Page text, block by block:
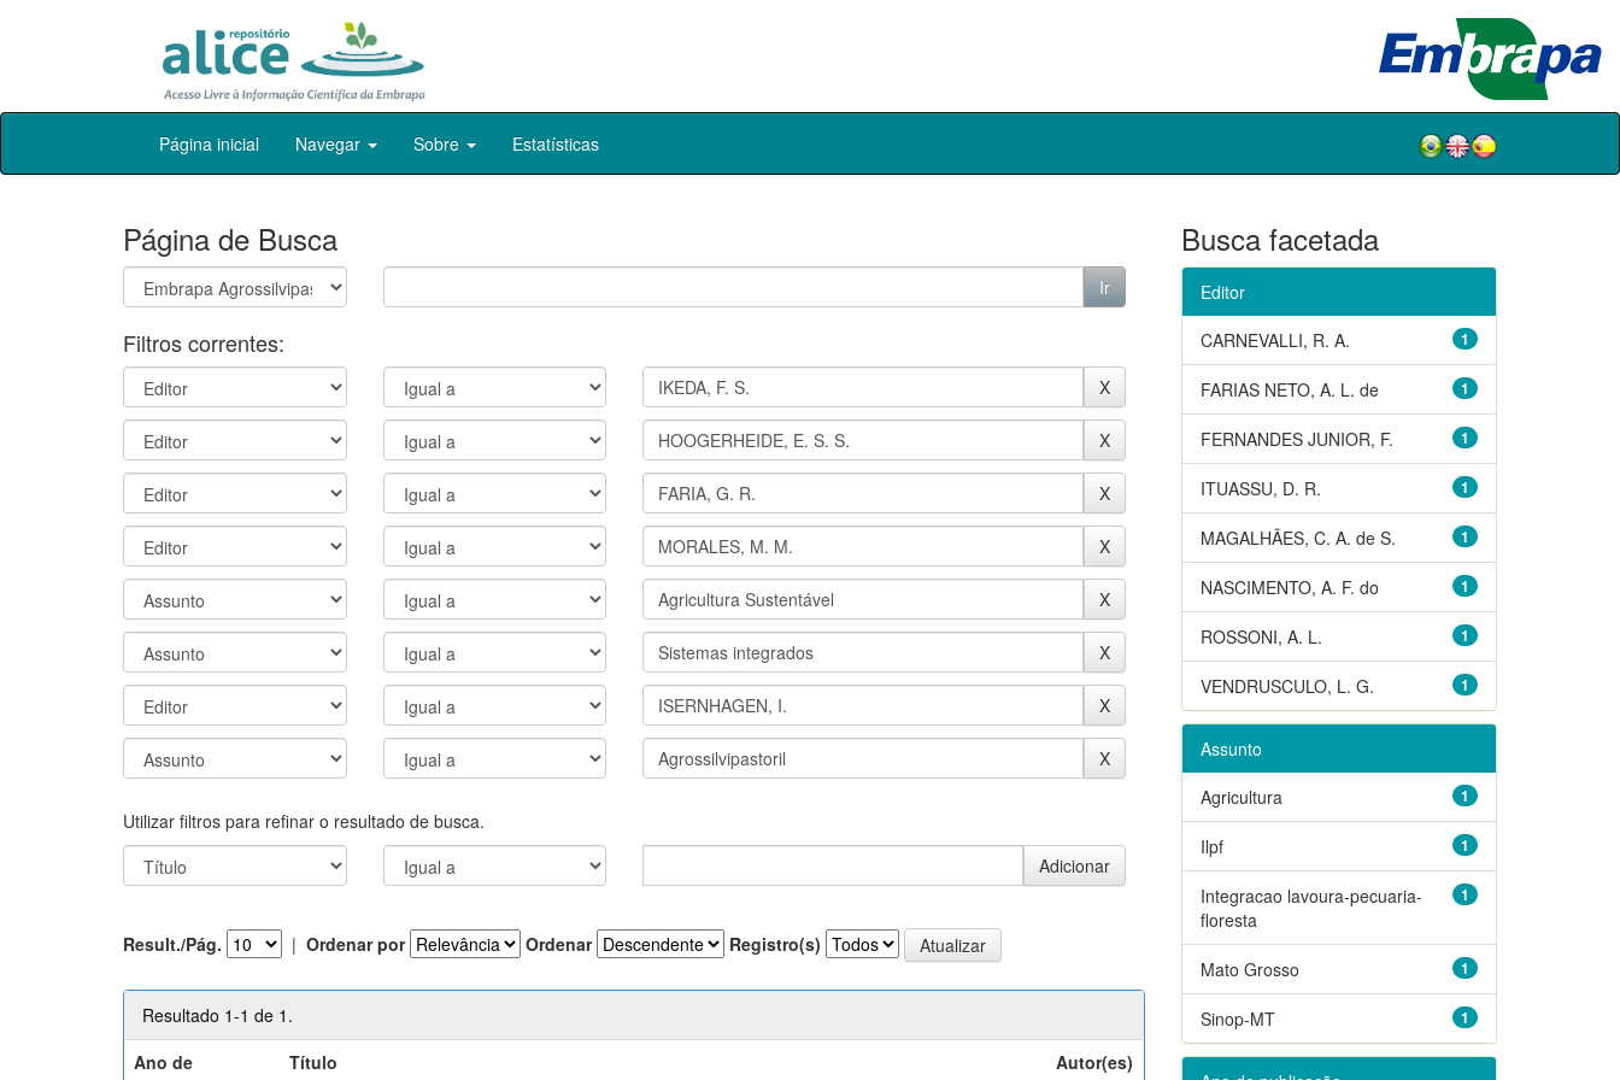
Skip
Página inicial Navegar Sobre Estatísticas
Página de Busca
Filtros correntes:
Utilizar filtros para refinar o resultado de busca.
Result./Pág. | Ordenar por Ordenar Registro(s)
Resultado 1-1 de 1.
Ano de
Título Autor(es)
Busca facetada
Editor
1
CARNEVALLI, R. A.
1
FARIAS NETO, A. L. de
1
FERNANDES JUNIOR, F.
1
ITUASSU, D. R.
1
MAGALHÃES, C. A. de S.
1
NASCIMENTO, A. F. do
1
ROSSONI, A. L.
1
VENDRUSCULO, L. G.
Assunto
1
Agricultura
1
Ilpf
1
Integracao lavoura-pecuaria-
floresta
1
Mato Grosso
1
Sinop-MT